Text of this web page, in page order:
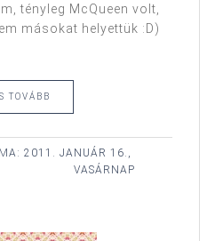
tényleg McQueen volt,
másokat helyettük :D)
TOVÁBB
2011. JANUÁR 16.,
VASÁRNAP